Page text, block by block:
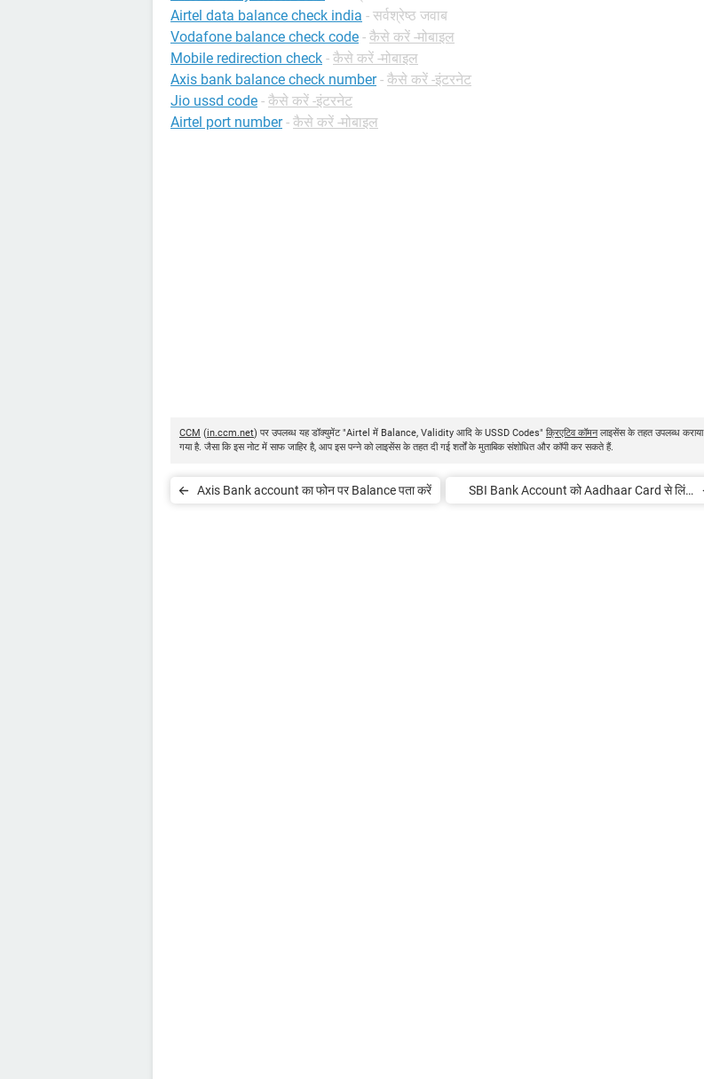
Airtel data balance check india - सर्वश्रेष्ठ जवाब
Vodafone balance check code - कैसे करें -मोबाइल
Mobile redirection check - कैसे करें -मोबाइल
Axis bank balance check number - कैसे करें -इंटरनेट
Jio ussd code - कैसे करें -इंटरनेट
Airtel port number - कैसे करें -मोबाइल
CCM (in.ccm.net) पर उपलब्ध यह डॉक्युमेंट "Airtel में Balance, Validity आदि के USSD Codes" क्रिएटिव कॉमनलाइसेंस के तहत उपलब्ध कराया
गया है. जैसा कि इस नोट में साफ जाहिर है, आप इस पन्ने को लाइसेंस के तहत दी गई शर्तों के मुताबिक संशोधित और कॉपी कर सकते हैं.
Axis Bank account का फोन पर Balance पता करें
SBI Bank Account को Aadhaar Card से लिंक